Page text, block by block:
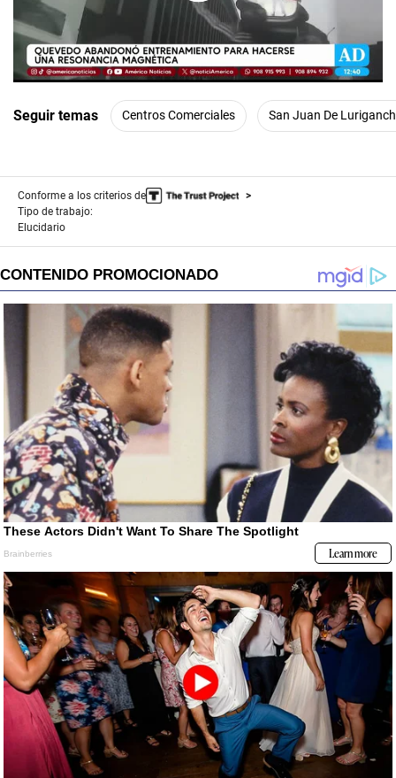
00:00/01:05
Seguir temas Centros Comerciales San Juan De
Conforme a los criterios de
Tipo de trabajo:
Elucidario